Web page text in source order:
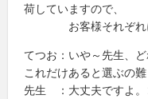
荷していますので、
お客様それぞれに合
てつお：いや～先生、
これだけあると選ぶの難
先生 ：大丈夫ですよ。